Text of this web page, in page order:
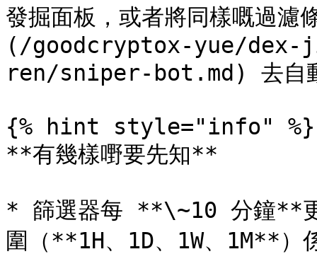
發掘面板，或者將同樣嘅
(/goodcryptox-yue/
ren/sniper-bot.md) 去自動
{% hint style="info" %}
**有幾樣嘢要先知**
* 篩選器每 **\~10 分鐘**更
圍（**1H、1D、1W、1M**